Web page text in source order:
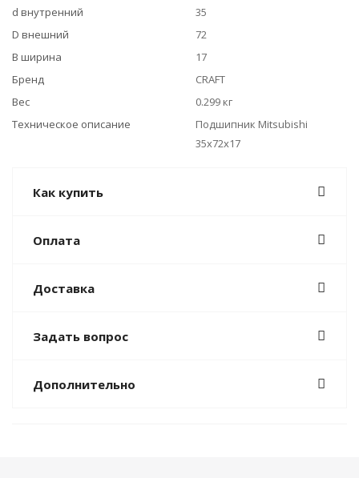
d внутренний
35
D внешний
72
B ширина
17
Бренд
CRAFT
Вес
0.299 кг
Техническое описание
Подшипник Mitsubishi
35x72x17
Как купить
Оплата
Доставка
Задать вопрос
Дополнительно